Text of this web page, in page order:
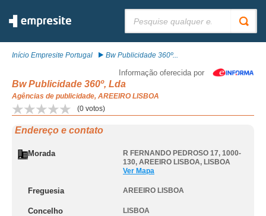
Início Empresite Portugal Bw Publicidade 360º...
Informação oferecida por
Bw Publicidade 360º, Lda
Agências de publicidade, AREEIRO LISBOA
(0 votos)
Endereço e contato
Morada
R FERNANDO PEDROSO 17, 1000-
130, AREEIRO LISBOA, LISBOA
Ver Mapa
Freguesia AREEIRO LISBOA
Concelho LISBOA